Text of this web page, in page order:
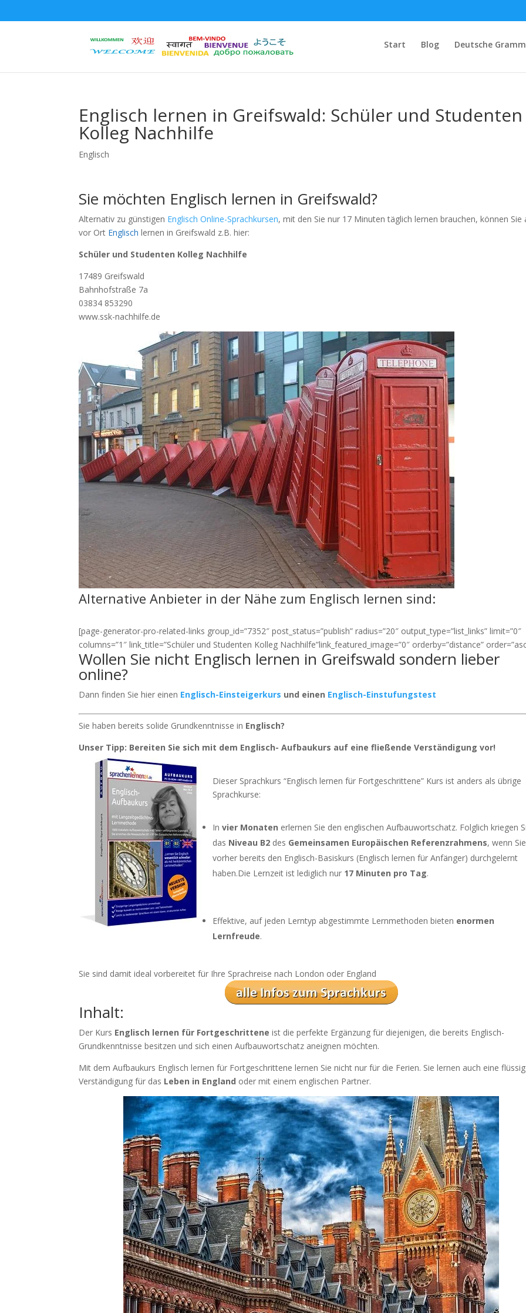
Start Blog Deutsche
Englisch lernen in Greifswald: Schüler und Studenten
Kolleg Nachhilfe
Englisch
Sie möchten Englisch lernen in Greifswald?
Alternativ zu günstigen Englisch Online-Sprachkursen, mit den Sie nur 17 Minuten täglich lernen brauchen, können Sie
vor Ort Englisch lernen in Greifswald z.B. hier:
Schüler und Studenten Kolleg Nachhilfe
17489 Greifswald
Bahnhofstraße 7a
03834 853290
www.ssk-nachhilfe.de
Alternative Anbieter in der Nähe zum Englisch lernen sind:
[page-generator-pro-related-links group_id=”7352″ post_status=”publish” radius=”20″ output_type=”list_links” limit=”0″
columns=”1″ link_title=”Schüler und Studenten Kolleg Nachhilfe”link_featured_image=”0″ orderby=”distance”
Wollen Sie nicht Englisch lernen in Greifswald sondern lieber
online?
Dann finden Sie hier einen Englisch-Einsteigerkurs und einen Englisch-Einstufungstest
Sie haben bereits solide Grundkenntnisse in Englisch?
Unser Tipp: Bereiten Sie sich mit dem Englisch- Aufbaukurs auf eine fließende Verständigung vor!
Dieser Sprachkurs “Englisch lernen für Fortgeschrittene” Kurs ist anders als übrige
Sprachkurse:
Invier Monaten erlernen Sie den englischen Aufbauwortschatz. Folglich kriegen
das Niveau B2 des Gemeinsamen Europäischen Referenzrahmens, wenn Sie
vorher bereits den Englisch-Basiskurs (Englisch lernen für Anfänger) durchgelernt
haben.Die Lernzeit ist lediglich nur 17 Minuten pro Tag.
Effektive, auf jeden Lerntyp abgestimmte Lernmethoden bieten enormen
Lernfreude.
Sie sind damit ideal vorbereitet für Ihre Sprachreise nach London oder England
Inhalt:
Der Kurs Englisch lernen für Fortgeschrittene ist die perfekte Ergänzung für diejenigen, die bereits Englisch-
Grundkenntnisse besitzen und sich einen Aufbauwortschatz aneignen möchten.
Mit dem Aufbaukurs Englisch lernen für Fortgeschrittene lernen Sie nicht nur für die Ferien. Sie lernen auch eine
Verständigung für das Leben in England oder mit einem englischen Partner.